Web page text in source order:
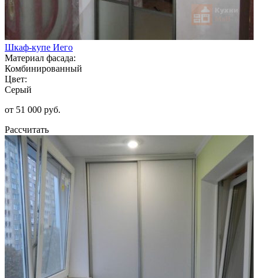
Шкаф-купе Иего
Материал фасада:
Комбинированный
Цвет:
Серый
от 51 000 руб.
Рассчитать